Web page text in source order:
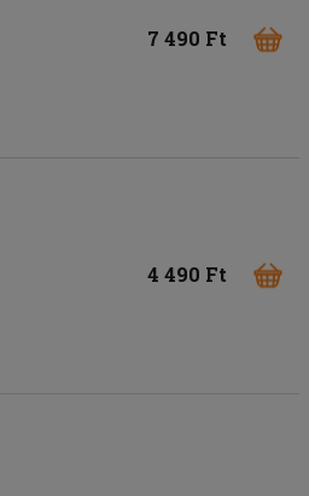
7 490 Ft
4 490 Ft